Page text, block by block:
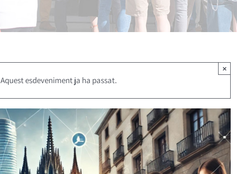
Aquest esdeveniment ja ha passat.
×